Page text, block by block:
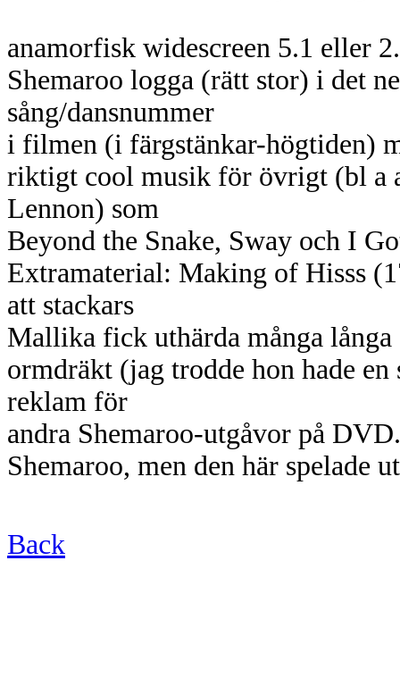
anamorfisk widescreen 5.1 eller
Shemaroo logga (rätt stor) i det
sång/dansnummer
i filmen (i färgstänkar-högtiden)
riktigt cool musik för övrigt (bl a
Lennon) som
Beyond the Snake, Sway och I
Extramaterial: Making of Hisss
att stackars
Mallika fick uthärda många
ormdräkt (jag trodde hon hade
reklam för
andra Shemaroo-utgåvor på
Shemaroo, men den här spelade
Back